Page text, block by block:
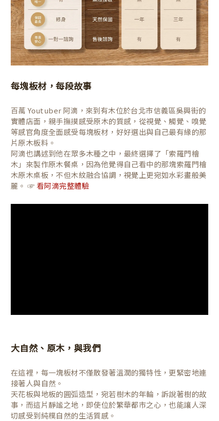
每塊板材，每段故事
百萬 Youtuber 阿滴，來到有木位於台北市信義區吳興街的
實體店面，親手撫摸感受原木的質感，從視覺、觸覺、嗅覺
等感官角度全面感受每塊板材，好好選出與自己最有緣的那
片原木板料。
阿滴也講述到他在眾多木種之中，最終選擇了「索羅門檜
木」來製作原木餐桌，因為他覺得自己看中的那塊索羅門檜
木原木桌板，不但木紋融合協調，視覺上更宛如水彩畫般美
麗。 ☞ 看阿滴完整體驗
大自然、原木，與我們
在這裡，每一塊板材不僅散發著溫潤的獨特性，更緊密地連
接著人與自然。
天花板與地板的圓弧造型，宛若樹木的年輪，訴說著樹的故
事，而這片靜謐之地，即使位於繁華都市之心，也能讓人深
切感受到純樸自然的生活質感。